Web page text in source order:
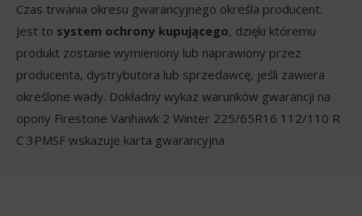
Czas trwania okresu gwarancyjnego określa producent.
Jest to system ochrony kupującego, dzięki któremu
produkt zostanie wymieniony lub naprawiony przez
producenta, dystrybutora lub sprzedawcę, jeśli zawiera
określone wady. Dokładny wykaz warunków gwarancji na
opony Firestone Vanhawk 2 Winter 225/65R16 112/110 R
C 3PMSF wskazuje karta gwarancyjna.